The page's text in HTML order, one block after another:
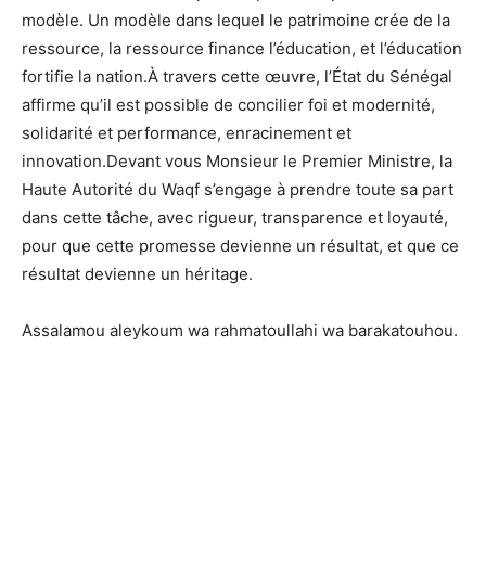
modèle. Un modèle dans lequel le patrimoine crée de la
ressource, la ressource finance l’éducation, et l’éducation
fortifie la nation.À travers cette œuvre, l’État du Sénégal
affirme qu’il est possible de concilier foi et modernité,
solidarité et performance, enracinement et
innovation.Devant vous Monsieur le Premier Ministre, la
Haute Autorité du Waqf s’engage à prendre toute sa part
dans cette tâche, avec rigueur, transparence et loyauté,
pour que cette promesse devienne un résultat, et que ce
résultat devienne un héritage.
Assalamou aleykoum wa rahmatoullahi wa barakatouhou.